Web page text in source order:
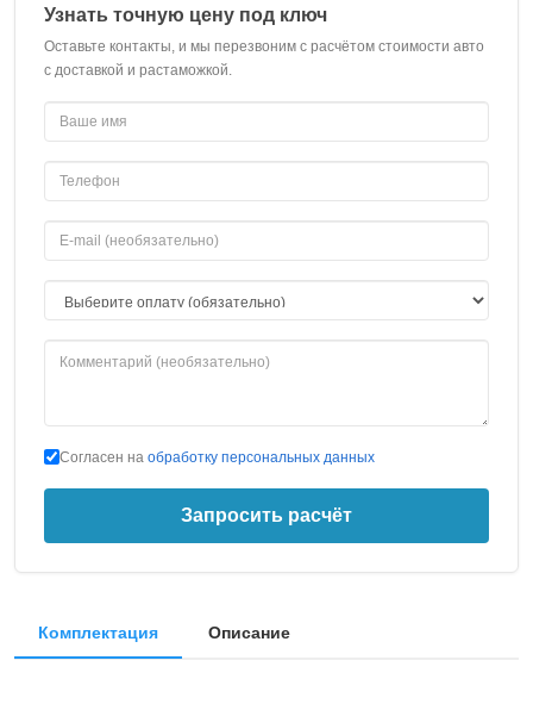
Узнать точную цену под ключ
Оставьте контакты, и мы перезвоним с расчётом стоимости авто
с доставкой и растаможкой.
Согласен на обработку персональных данных
Запросить расчёт
Комплектация Описание